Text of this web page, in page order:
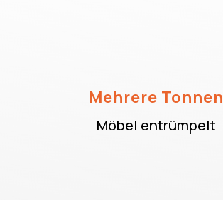
Mehrere Tonnen
Möbel entrümpelt